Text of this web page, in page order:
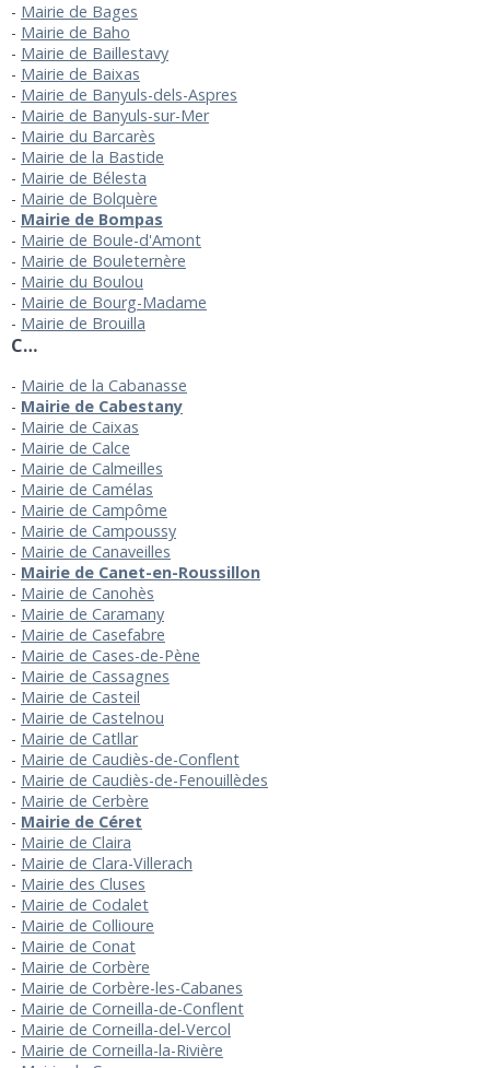
Mairie de Bages
Mairie de Baho
Mairie de Baillestavy
Mairie de Baixas
Mairie de Banyuls-dels-Aspres
Mairie de Banyuls-sur-Mer
Mairie du Barcarès
Mairie de la Bastide
Mairie de Bélesta
Mairie de Bolquère
Mairie de Bompas
Mairie de Boule-d'Amont
Mairie de Bouleternère
Mairie du Boulou
Mairie de Bourg-Madame
Mairie de Brouilla
C…
Mairie de la Cabanasse
Mairie de Cabestany
Mairie de Caixas
Mairie de Calce
Mairie de Calmeilles
Mairie de Camélas
Mairie de Campôme
Mairie de Campoussy
Mairie de Canaveilles
Mairie de Canet-en-Roussillon
Mairie de Canohès
Mairie de Caramany
Mairie de Casefabre
Mairie de Cases-de-Pène
Mairie de Cassagnes
Mairie de Casteil
Mairie de Castelnou
Mairie de Catllar
Mairie de Caudiès-de-Conflent
Mairie de Caudiès-de-Fenouillèdes
Mairie de Cerbère
Mairie de Céret
Mairie de Claira
Mairie de Clara-Villerach
Mairie des Cluses
Mairie de Codalet
Mairie de Collioure
Mairie de Conat
Mairie de Corbère
Mairie de Corbère-les-Cabanes
Mairie de Corneilla-de-Conflent
Mairie de Corneilla-del-Vercol
Mairie de Corneilla-la-Rivière